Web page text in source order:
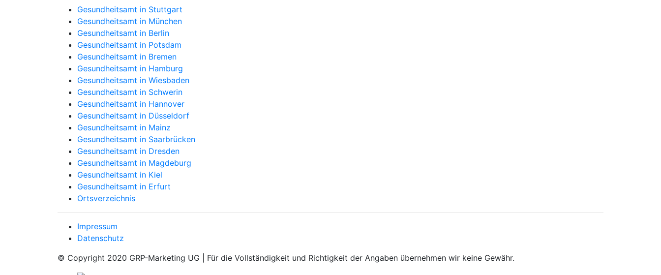
Gesundheitsamt in Stuttgart
Gesundheitsamt in München
Gesundheitsamt in Berlin
Gesundheitsamt in Potsdam
Gesundheitsamt in Bremen
Gesundheitsamt in Hamburg
Gesundheitsamt in Wiesbaden
Gesundheitsamt in Schwerin
Gesundheitsamt in Hannover
Gesundheitsamt in Düsseldorf
Gesundheitsamt in Mainz
Gesundheitsamt in Saarbrücken
Gesundheitsamt in Dresden
Gesundheitsamt in Magdeburg
Gesundheitsamt in Kiel
Gesundheitsamt in Erfurt
Ortsverzeichnis
Impressum
Datenschutz
© Copyright 2020 GRP-Marketing UG | Für die Vollständigkeit und Richtigkeit der Angaben übernehmen wir keine Gewähr.